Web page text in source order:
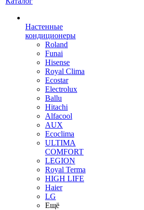
Настенные
кондиционеры
Roland
Funai
Hisense
Royal Clima
Ecostar
Electrolux
Ballu
Hitachi
Alfacool
AUX
Ecoclima
ULTIMA
COMFORT
LEGION
Royal Terma
HIGH LIFE
Haier
LG
Ещё